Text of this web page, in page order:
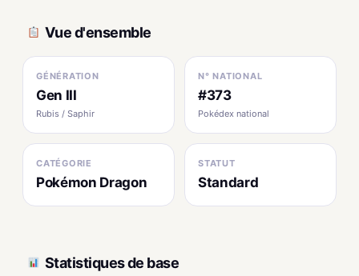
Vue d'ensemble
GÉNÉRATION
Gen III
Rubis / Saphir
N° NATIONAL
#373
Pokédex national
CATÉGORIE
Pokémon Dragon
STATUT
Standard
Statistiques de base